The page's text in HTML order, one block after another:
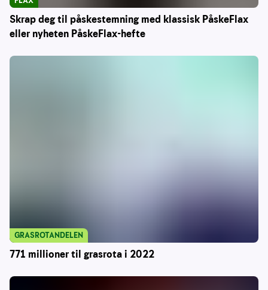
Skrap deg til påskestemning med klassisk PåskeFlax
eller nyheten PåskeFlax-hefte
771 millioner til grasrota i 2022
GRASROTANDELEN